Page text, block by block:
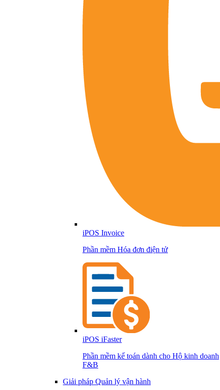
iPOS Invoice
Phần mềm Hóa đơn điện tử
iPOS iFaster
Phần mềm kế toán dành cho Hộ kinh doanh
F&B
Giải pháp Quản lý vận hành